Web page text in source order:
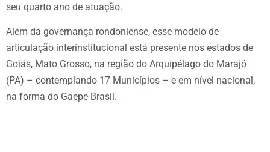
seu quarto ano de atuação.
Além da governança rondoniense, esse modelo de
articulação interinstitucional está presente nos estados de
Goiás, Mato Grosso, na região do Arquipélago do Marajó
(PA) – contemplando 17 Municípios – e em nível nacional,
na forma do Gaepe-Brasil.